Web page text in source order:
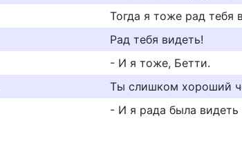
Тогда я тоже рад тебя
Рад тебя видеть!
- И я тоже, Бетти.
Ты слишком хороший
- И я рада была видеть